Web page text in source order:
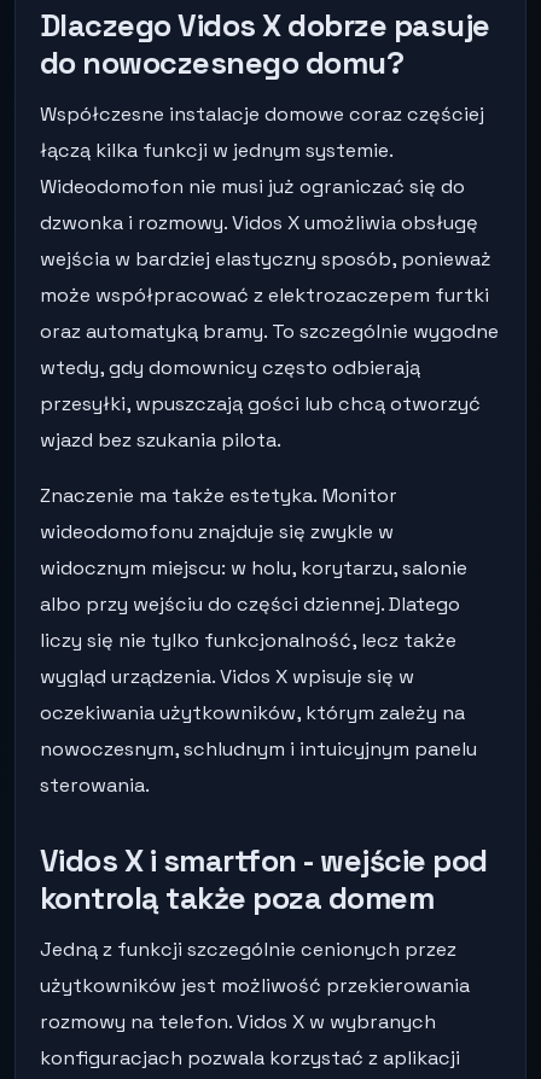
Dlaczego Vidos X dobrze pasuje
do nowoczesnego domu?
Współczesne instalacje domowe coraz częściej
łączą kilka funkcji w jednym systemie.
Wideodomofon nie musi już ograniczać się do
dzwonka i rozmowy. Vidos X umożliwia obsługę
wejścia w bardziej elastyczny sposób, ponieważ
może współpracować z elektrozaczepem furtki
oraz automatyką bramy. To szczególnie wygodne
wtedy, gdy domownicy często odbierają
przesyłki, wpuszczają gości lub chcą otworzyć
wjazd bez szukania pilota.
Znaczenie ma także estetyka. Monitor
wideodomofonu znajduje się zwykle w
widocznym miejscu: w holu, korytarzu, salonie
albo przy wejściu do części dziennej. Dlatego
liczy się nie tylko funkcjonalność, lecz także
wygląd urządzenia. Vidos X wpisuje się w
oczekiwania użytkowników, którym zależy na
nowoczesnym, schludnym i intuicyjnym panelu
sterowania.
Vidos X i smartfon - wejście pod
kontrolą także poza domem
Jedną z funkcji szczególnie cenionych przez
użytkowników jest możliwość przekierowania
rozmowy na telefon. Vidos X w wybranych
konfiguracjach pozwala korzystać z aplikacji